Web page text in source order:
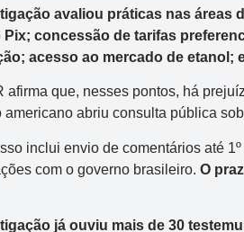
avaliou práticas nas áreas
Pix; concessão de tarifas
acesso ao mercado de etanol;
afirma que, nesses pontos, há
americano abriu consulta pública
inclui envio de comentários até
com o governo brasileiro. O
já ouviu mais de 30